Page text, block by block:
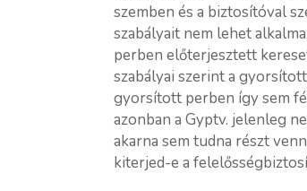
szemben és a biztosítóval
szabályait nem lehet
perben előterjesztett
szabályai szerint a
gyorsított perben így sem
azonban a Gyptv. jelenleg
akarna sem tudna részt
kiterjed-e a